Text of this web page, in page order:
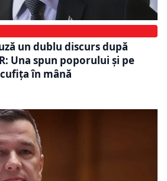
un dublu discurs după
Una spun poporului și pe
în mână